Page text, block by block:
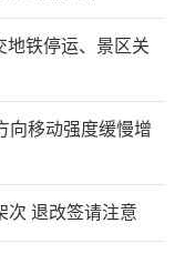
地铁停运、景区关
向移动强度缓慢增
次 退改签请注意